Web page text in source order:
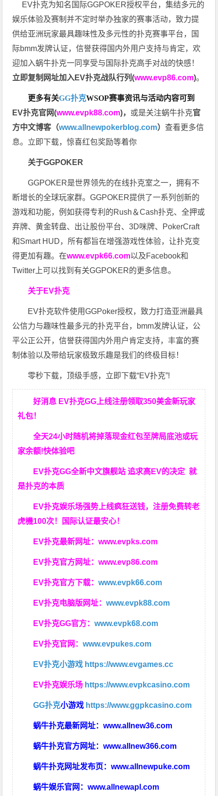
EV扑克为知名国际GGPOKER授权平台，集结多元的
娱乐体验及赛制并不定时举办独家的赛事活动，致力提
供给亚洲玩家最具趣味性及多元性的扑克赛事平台，国
际bmm发牌认证，信誉获得国内外用户支持与肯定，欢
迎加入蜗牛扑克一同享受与国际扑克高手对战的快感！
立即复制网址加入EV扑克战队行列(www.evp86.com)。
更多有关GG扑克WSOP赛事资讯与活动内容可到
EV扑克官网(www.evpk88.com)， 或是关注蜗牛扑克官
方中文博客（www.allnewpokerblog.com）查看更多信
息。立即下载，惊喜红包奖励等着你
关于GGPOKER
GGPOKER是世界领先的在线扑克室之一，拥有不
断增长的全球玩家群。GGPOKER提供了一系列创新的
游戏和功能，例如获得专利的Rush＆Cash扑克、全押或
弃牌、黄金转盘、出让股份平台、3D咪牌、PokerCraft
和Smart HUD，所有都旨在增强游戏性体验，让扑克变
得更加有趣。在www.evpk66.com以及Facebook和
Twitter上可以找到有关GGPOKER的更多信息。
关于EV扑克
EV扑克软件使用GGPoker授权，致力打造亚洲最具
公信力与趣味性最多元的扑克平台，bmm发牌认证，公
平公正公开，信誉获得国内外用户肯定支持，丰富的赛
制体验以及带给玩家极致乐趣是我们的终极目标！
零秒下载，顶级手感，立即下载“EV扑克”!
好消息 EV扑克GG上线注册领取350美金新玩家
礼包！
全天24小时随机将掉落现金红包至牌局底池或玩
家余额!快体验吧
EV扑克GG全新中文旗舰站 追求高EV的决定就
是扑克的本质
EV扑克娱乐场强势上线疯狂送钱，注册免费转老
虎機100次！国际认证最安心！
EV扑克最新网址：www.evpks.com
EV扑克官方网址：www.evp86.com
EV扑克官方下载：www.evpk66.com
EV扑克电脑版网址：www.evpk88.com
EV扑克GG官方：www.evpk68.com
EV扑克官网：www.evpukes.com
EV扑克小游戏 https://www.evgames.cc
EV扑克娱乐场 https://www.evpkcasino.com
GG扑克小游戏 https://www.ggpkcasino.com
蜗牛扑克最新网址：www.allnew36.com
蜗牛扑克官方网址：www.allnew366.com
蜗牛扑克网址发布页：www.allnewpuke.com
蜗牛娱乐官网：www.allnewapl.com